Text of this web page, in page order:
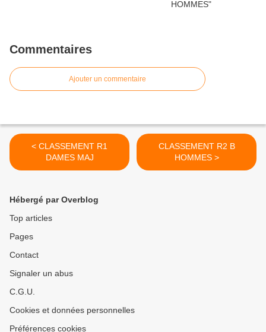
Commentaires
Ajouter un commentaire
< CLASSEMENT R1
DAMES MAJ
CLASSEMENT R2 B
HOMMES >
Hébergé par Overblog
Top articles
Pages
Contact
Signaler un abus
C.G.U.
Cookies et données personnelles
Préférences cookies